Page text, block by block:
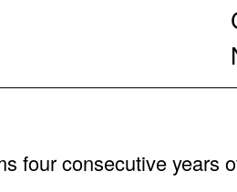
four consecutive years